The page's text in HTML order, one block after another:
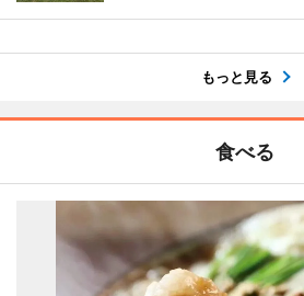
もっと見る
食べる